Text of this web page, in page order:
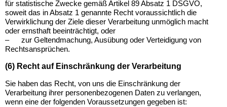
für statistische Zwecke gemäß Artikel 89 Absatz 1 DSGVO,
soweit das in Absatz 1 genannte Recht voraussichtlich die
Verwirklichung der Ziele dieser Verarbeitung unmöglich macht
oder ernsthaft beeinträchtigt, oder
– zur Geltendmachung, Ausübung oder Verteidigung von
Rechtsansprüchen.
(6) Recht auf Einschränkung der Verarbeitung
Sie haben das Recht, von uns die Einschränkung der
Verarbeitung ihrer personenbezogenen Daten zu verlangen,
wenn eine der folgenden Voraussetzungen gegeben ist: